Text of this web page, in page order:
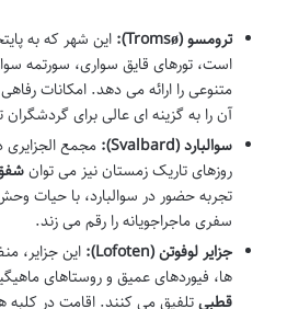
ترومسو (Tromsø):
این شهر که به
است، تورهای قایق سواری، سورتمه
متنوعی را ارائه می دهد. امکانات
آن را به گزینه ای عالی برای
سوالبارد (Svalbard):
مجمع
روزهای تاریک زمستان نیز می توان
تجربه حضور در سوالبارد، با حیات
سفری ماجراجویانه را رقم می زند.
جزایر لوفوتن (Lofoten):
این جزایر،
ها، فیوردهای عمیق و روستاهای
قطبی